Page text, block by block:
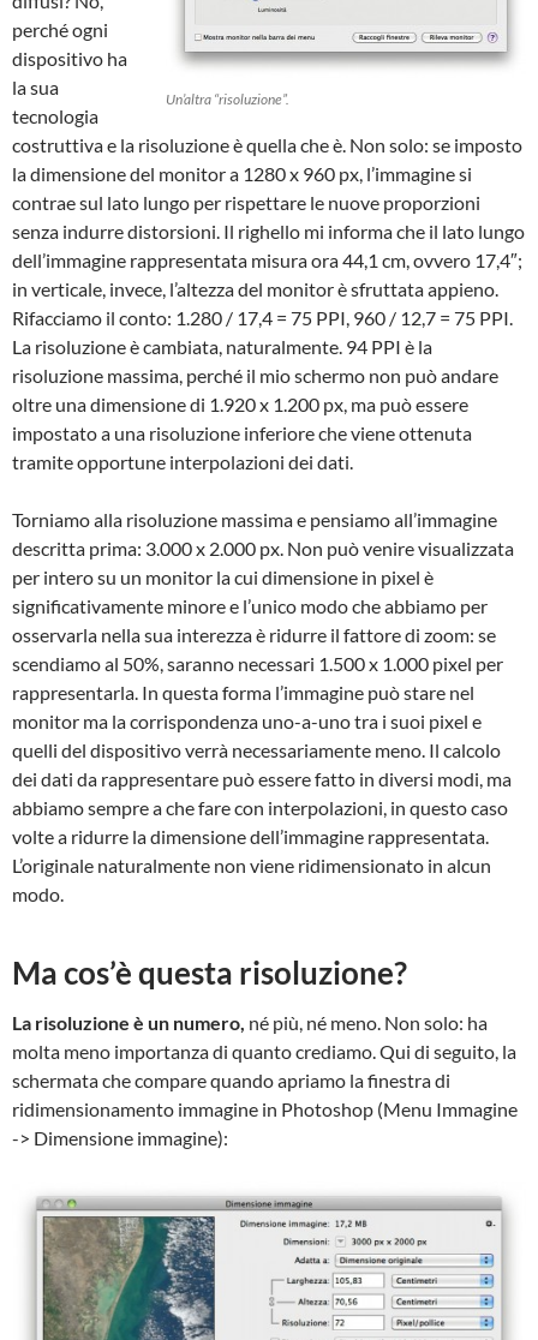
Un’altra “risoluzione”.
perché ogni
dispositivo ha
la sua
tecnologia
costruttiva e la risoluzione è quella che è. Non solo: se imposto
la dimensione del monitor a 1280 x 960 px, l’immagine si
contrae sul lato lungo per rispettare le nuove proporzioni
senza indurre distorsioni. Il righello mi informa che il lato lungo
dell’immagine rappresentata misura ora 44,1 cm, ovvero 17,4″;
in verticale, invece, l’altezza del monitor è sfruttata appieno.
Rifacciamo il conto: 1.280 / 17,4 = 75 PPI, 960 / 12,7 = 75 PPI.
La risoluzione è cambiata, naturalmente. 94 PPI è la
risoluzione massima, perché il mio schermo non può andare
oltre una dimensione di 1.920 x 1.200 px, ma può essere
impostato a una risoluzione inferiore che viene ottenuta
tramite opportune interpolazioni dei dati.
Torniamo alla risoluzione massima e pensiamo all’immagine
descritta prima: 3.000 x 2.000 px. Non può venire visualizzata
per intero su un monitor la cui dimensione in pixel è
significativamente minore e l’unico modo che abbiamo per
osservarla nella sua interezza è ridurre il fattore di zoom: se
scendiamo al 50%, saranno necessari 1.500 x 1.000 pixel per
rappresentarla. In questa forma l’immagine può stare nel
monitor ma la corrispondenza uno-a-uno tra i suoi pixel e
quelli del dispositivo verrà necessariamente meno. Il calcolo
dei dati da rappresentare può essere fatto in diversi modi, ma
abbiamo sempre a che fare con interpolazioni, in questo caso
volte a ridurre la dimensione dell’immagine rappresentata.
L’originale naturalmente non viene ridimensionato in alcun
modo.
Ma cos’è questa risoluzione?
La risoluzione è un numero, né più, né meno. Non solo: ha
molta meno importanza di quanto crediamo. Qui di seguito, la
schermata che compare quando apriamo la finestra di
ridimensionamento immagine in Photoshop (Menu Immagine
-> Dimensione immagine):